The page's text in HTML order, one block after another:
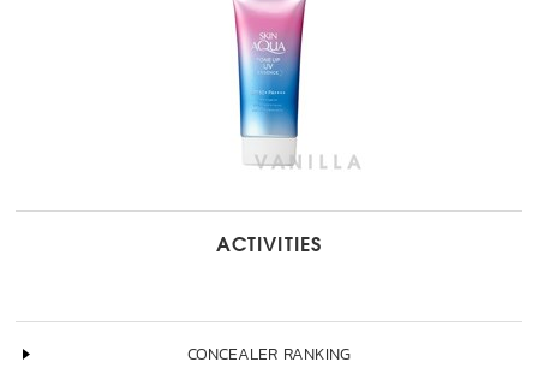
ACTIVITIES
CONCEALER RANKING